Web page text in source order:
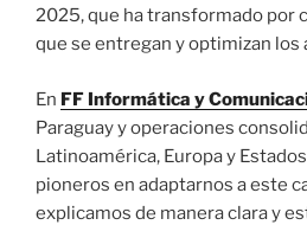
2025, que ha transformado por
que se entregan y optimizan los
En FF Informática y
Paraguay y operaciones
Latinoamérica, Europa y
pioneros en adaptarnos a este
explicamos de manera clara y